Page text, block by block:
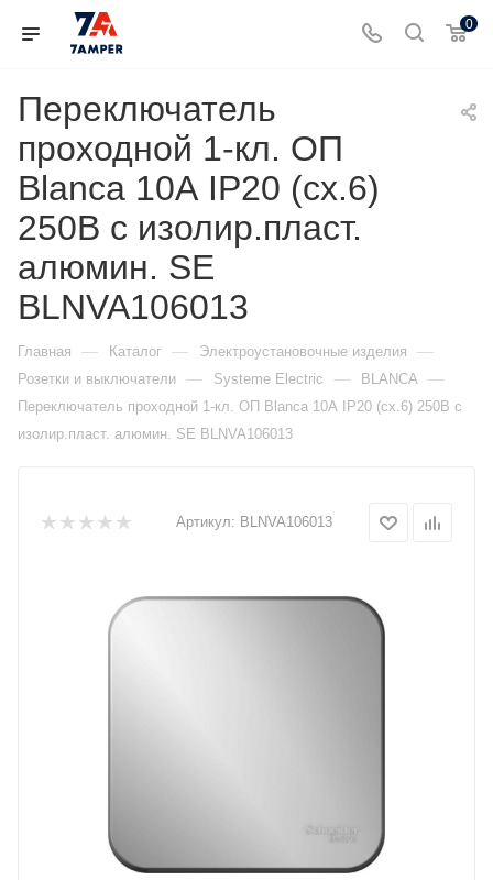
0
Переключатель
проходной 1-кл. ОП
Blanca 10А IP20 (сх.6)
250В с изолир.пласт.
алюмин. SE
BLNVA106013
Главная — Каталог — Электроустановочные изделия —
Розетки и выключатели — Systeme Electric — BLANCA —
Переключатель проходной 1-кл. ОП Blanca 10А IP20 (сх.6) 250В с
изолир.пласт. алюмин. SE BLNVA106013
Артикул: BLNVA106013